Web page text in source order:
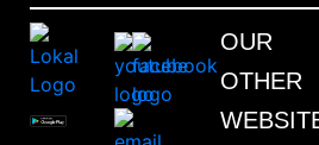
OUR
OTHER